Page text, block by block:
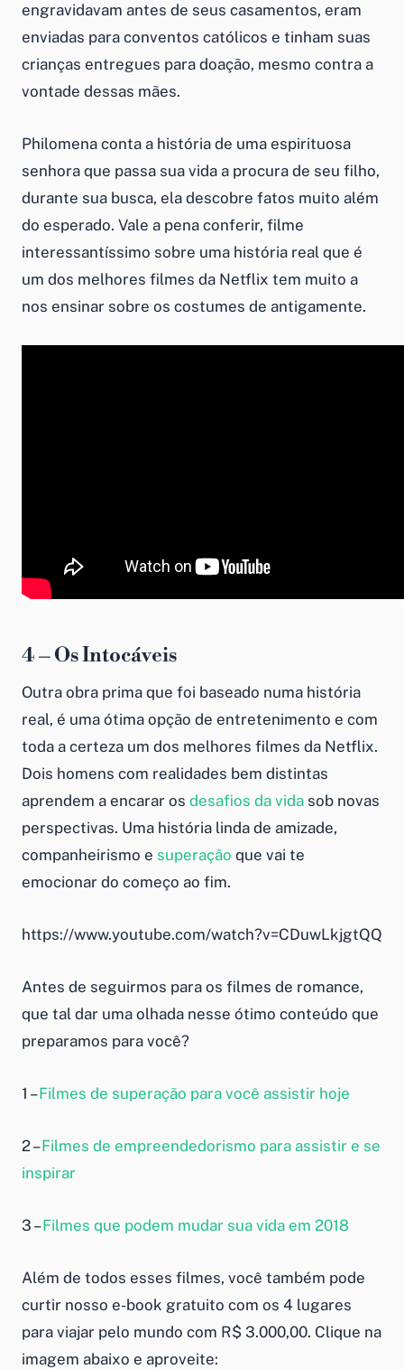
engravidavam antes de seus casamentos, eram
enviadas para conventos católicos e tinham suas
crianças entregues para doação, mesmo contra a
vontade dessas mães.
Philomena conta a história de uma espirituosa
senhora que passa sua vida a procura de seu filho,
durante sua busca, ela descobre fatos muito além
do esperado. Vale a pena conferir, filme
interessantíssimo sobre uma história real que é
um dos melhores filmes da Netflix tem muito a
nos ensinar sobre os costumes de antigamente.
4 – Os Intocáveis
Outra obra prima que foi baseado numa história
real, é uma ótima opção de entretenimento e com
toda a certeza um dos melhores filmes da Netflix.
Dois homens com realidades bem distintas
aprendem a encarar os desafios da vida sob novas
perspectivas. Uma história linda de amizade,
companheirismo e superação que vai te
emocionar do começo ao fim.
https://www.youtube.com/watch?v=CDuwLkjgtQQ
Antes de seguirmos para os filmes de romance,
que tal dar uma olhada nesse ótimo conteúdo que
preparamos para você?
1 –Filmes de superação para você assistir hoje
2 –Filmes de empreendedorismo para assistir e se
inspirar
3 –Filmes que podem mudar sua vida em 2018
Além de todos esses filmes, você também pode
curtir nosso e-book gratuito com os 4 lugares
para viajar pelo mundo com R$ 3.000,00. Clique na
imagem abaixo e aproveite: